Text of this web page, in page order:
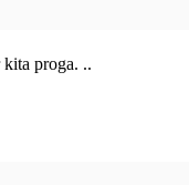
proga. ..